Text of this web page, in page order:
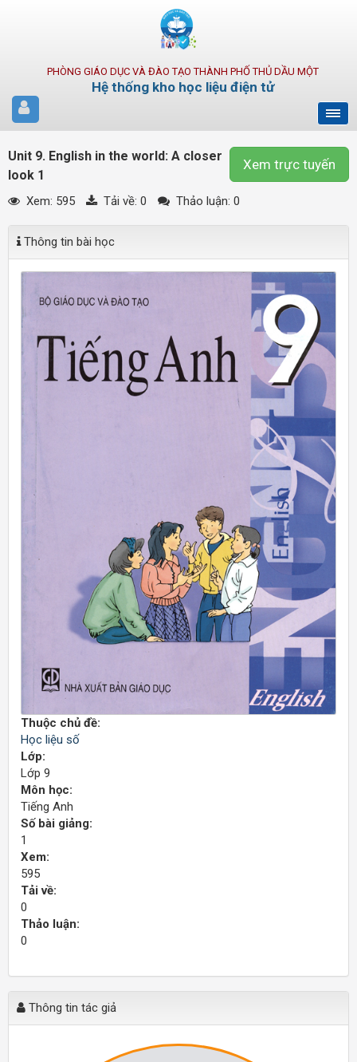
PHÒNG GIÁO DỤC VÀ ĐÀO TẠO THÀNH PHỐ THỦ DẦU MỘT
Hệ thống kho học liệu điện tử
Xem trực tuyến
Unit 9. English in the world: A closer
look 1
Xem: 595 Tải về: 0 Thảo luận: 0
Thông tin bài học
Thuộc chủ đề:
Học liệu số
Lớp:
Lớp 9
Môn học:
Tiếng Anh
Số bài giảng:
1
Xem:
595
Tải về:
0
Thảo luận:
0
Thông tin tác giả